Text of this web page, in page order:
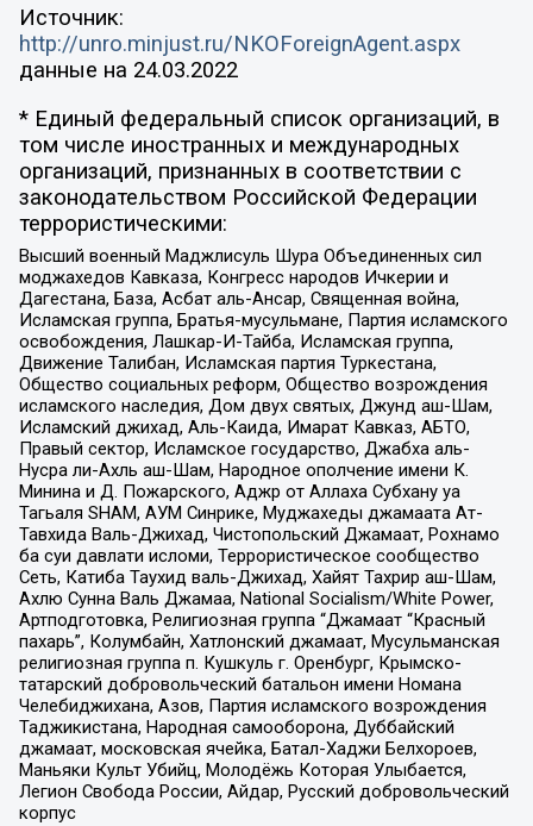
Источник:
http://unro.minjust.ru/NKOForeignAgent.aspx
данные на 24.03.2022
* Единый федеральный список организаций, в
том числе иностранных и международных
организаций, признанных в соответствии с
законодательством Российской Федерации
террористическими:
Высший военный Маджлисуль Шура Объединенных сил
моджахедов Кавказа, Конгресс народов Ичкерии и
Дагестана, База, Асбат аль-Ансар, Священная война,
Исламская группа, Братья-мусульмане, Партия исламского
освобождения, Лашкар-И-Тайба, Исламская группа,
Движение Талибан, Исламская партия Туркестана,
Общество социальных реформ, Общество возрождения
исламского наследия, Дом двух святых, Джунд аш-Шам,
Исламский джихад, Аль-Каида, Имарат Кавказ, АБТО,
Правый сектор, Исламское государство, Джабха аль-
Нусра ли-Ахль аш-Шам, Народное ополчение имени К.
Минина и Д. Пожарского, Аджр от Аллаха Субхану уа
Тагьаля SHAM, АУМ Синрике, Муджахеды джамаата Ат-
Тавхида Валь-Джихад, Чистопольский Джамаат, Рохнамо
ба суи давлати исломи, Террористическое сообщество
Сеть, Катиба Таухид валь-Джихад, Хайят Тахрир аш-Шам,
Ахлю Сунна Валь Джамаа, National Socialism/White Power,
Артподготовка, Религиозная группа “Джамаат “Красный
пахарь”, Колумбайн, Хатлонский джамаат, Мусульманская
религиозная группа п. Кушкуль г. Оренбург, Крымско-
татарский добровольческий батальон имени Номана
Челебиджихана, Азов, Партия исламского возрождения
Таджикистана, Народная самооборона, Дуббайский
джамаат, московская ячейка, Батал-Хаджи Белхороев,
Маньяки Культ Убийц, Молодёжь Которая Улыбается,
Легион Свобода России, Айдар, Русский добровольческий
корпус